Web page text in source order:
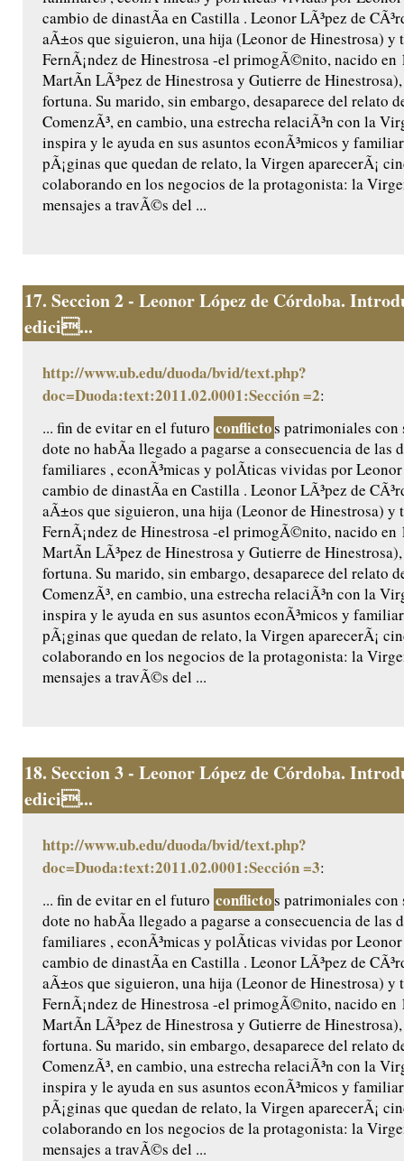
cambio de dinastÃ­a en Castilla . Leonor LÃ³pez de
aÃ±os que siguieron, una hija (Leonor de Hinestrosa) y
FernÃ¡ndez de Hinestrosa -el primogÃ©nito, nacido en
MartÃ­n LÃ³pez de Hinestrosa y Gutierre de
fortuna. Su marido, sin embargo, desaparece del relato
ComenzÃ³, en cambio, una estrecha relaciÃ³n con la
inspira y le ayuda en sus asuntos econÃ³micos y
pÃ¡ginas que quedan de relato, la Virgen aparecerÃ¡
colaborando en los negocios de la protagonista: la
mensajes a travÃ©s del ...
17. Seccion 2 - Leonor López de Córdoba.
edici...
http://www.ub.edu/duoda/bvid/text.php?
doc=Duoda:text:2011.02.0001:Sección =2:
... fin de evitar en el futuro conflictos patrimoniales con
dote no habÃ­a llegado a pagarse a consecuencia de las
familiares , econÃ³micas y polÃ­ticas vividas por
cambio de dinastÃ­a en Castilla . Leonor LÃ³pez de
aÃ±os que siguieron, una hija (Leonor de Hinestrosa) y
FernÃ¡ndez de Hinestrosa -el primogÃ©nito, nacido en
MartÃ­n LÃ³pez de Hinestrosa y Gutierre de
fortuna. Su marido, sin embargo, desaparece del relato
ComenzÃ³, en cambio, una estrecha relaciÃ³n con la
inspira y le ayuda en sus asuntos econÃ³micos y
pÃ¡ginas que quedan de relato, la Virgen aparecerÃ¡
colaborando en los negocios de la protagonista: la
mensajes a travÃ©s del ...
18. Seccion 3 - Leonor López de Córdoba.
edici...
http://www.ub.edu/duoda/bvid/text.php?
doc=Duoda:text:2011.02.0001:Sección =3:
... fin de evitar en el futuro conflictos patrimoniales con
dote no habÃ­a llegado a pagarse a consecuencia de las
familiares , econÃ³micas y polÃ­ticas vividas por
cambio de dinastÃ­a en Castilla . Leonor LÃ³pez de
aÃ±os que siguieron, una hija (Leonor de Hinestrosa) y
FernÃ¡ndez de Hinestrosa -el primogÃ©nito, nacido en
MartÃ­n LÃ³pez de Hinestrosa y Gutierre de
fortuna. Su marido, sin embargo, desaparece del relato
ComenzÃ³, en cambio, una estrecha relaciÃ³n con la
inspira y le ayuda en sus asuntos econÃ³micos y
pÃ¡ginas que quedan de relato, la Virgen aparecerÃ¡
colaborando en los negocios de la protagonista: la
mensajes a travÃ©s del ...